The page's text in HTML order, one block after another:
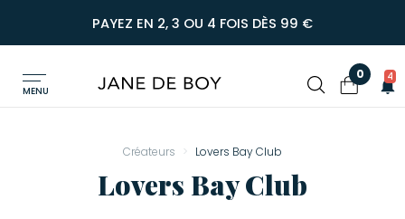
PAYEZ EN 2, 3 OU 4 FOIS DÈS 99 €
MENU
0 4
Créateurs Lovers Bay Club
Lovers Bay Club